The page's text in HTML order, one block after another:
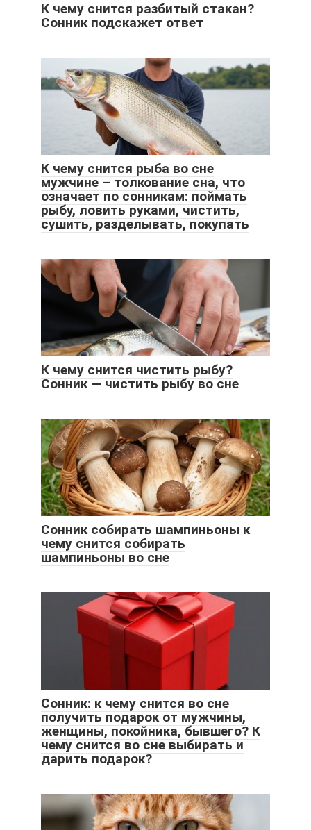
К чему снится разбитый стакан?
Сонник подскажет ответ
К чему снится рыба во сне
мужчине – толкование сна, что
означает по сонникам: поймать
рыбу, ловить руками, чистить,
сушить, разделывать, покупать
К чему снится чистить рыбу?
Сонник — чистить рыбу во сне
Сонник собирать шампиньоны к
чему снится собирать
шампиньоны во сне
Сонник: к чему снится во сне
получить подарок от мужчины,
женщины, покойника, бывшего? К
чему снится во сне выбирать и
дарить подарок?